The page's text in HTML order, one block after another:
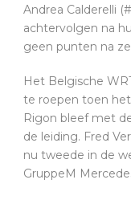
Andrea Calderelli
achtervolgen na
geen punten na
Het Belgische
te roepen toen
Rigon bleef met
de leiding. Fred
nu tweede in de
GruppeM